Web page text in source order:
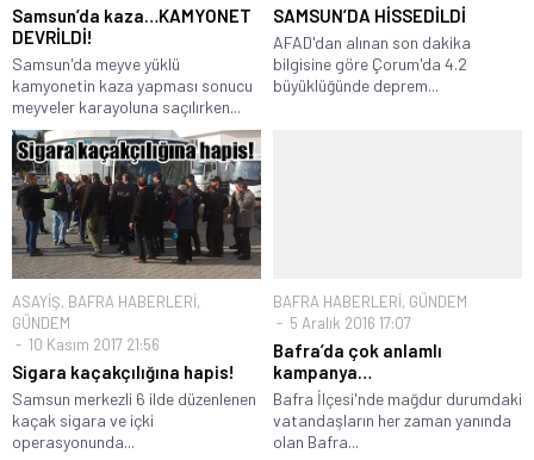
Samsun’da kaza…KAMYONET
DEVRİLDİ!
Samsun'da meyve yüklü
kamyonetin kaza yapması sonucu
meyveler karayoluna saçılırken...
SAMSUN’DA HİSSEDİLDİ
AFAD'dan alınan son dakika
bilgisine göre Çorum'da 4.2
büyüklüğünde deprem...
ASAYİŞ, BAFRA HABERLERİ,
GÜNDEM
10 Kasım 2017 21:56
Sigara kaçakçılığına hapis!
Samsun merkezli 6 ilde düzenlenen
kaçak sigara ve içki
operasyonunda...
BAFRA HABERLERİ, GÜNDEM
5 Aralık 2016 17:07
Bafra’da çok anlamlı
kampanya…
Bafra İlçesi'nde mağdur durumdaki
vatandaşların her zaman yanında
olan Bafra...